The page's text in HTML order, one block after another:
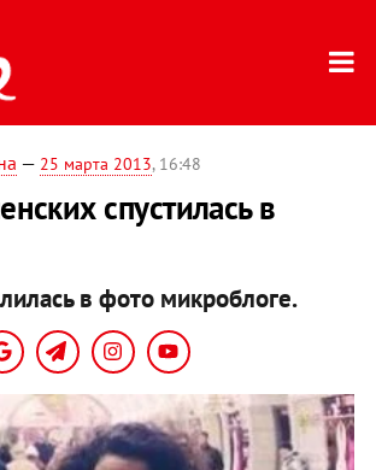
— 25 марта 2013, 16:48
спустилась в
в фото микроблоге.